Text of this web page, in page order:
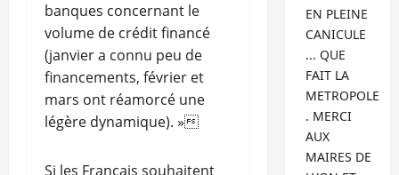
banques concernant le
volume de crédit financé
(janvier a connu peu de
financements, février et
mars ont réamorcé une
légère dynamique). »
Si les Français souhaitent
EN PLEINE
CANICULE
... QUE
FAIT LA
METROPOLE
. MERCI
AUX
MAIRES DE